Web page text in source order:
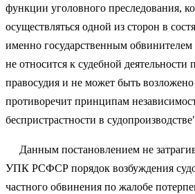
функции уголовного преследования,
осуществляться одной из сторон в
именно государственным
не относится к судебной
правосудия и не может быть возложено
противоречит принципам
беспристрастности в
Данным постановлением не
УПК РСФСР порядок возбуждения
частного обвинения по жалобе